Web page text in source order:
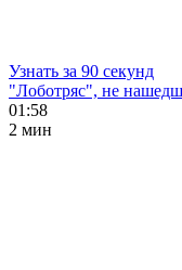
Узнать за 90 секунд
"Лоботряс", не
01:58
2 мин